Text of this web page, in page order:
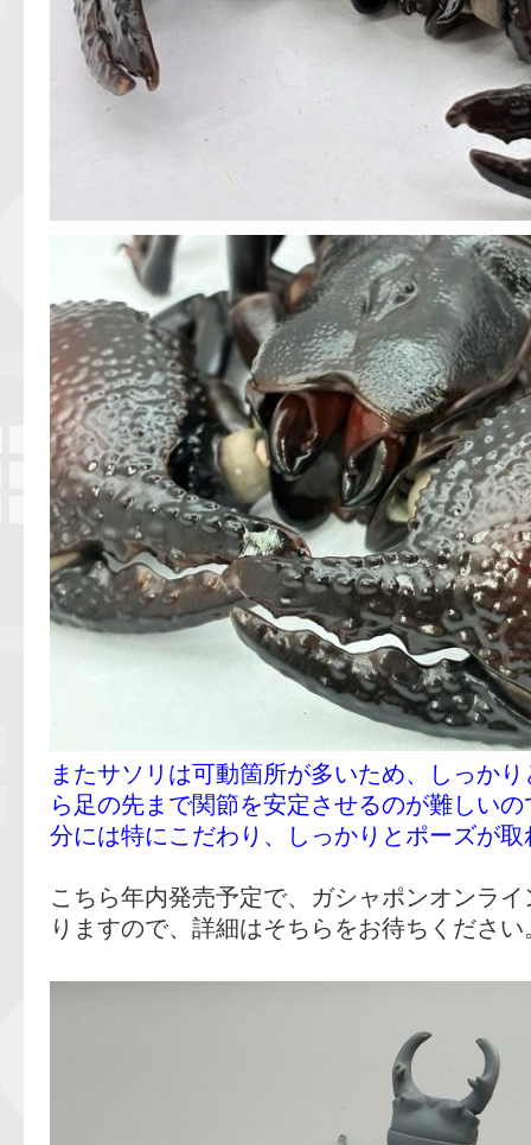
またサソリは可動箇所が多いため、しっか
ら足の先まで関節を安定させるのが難しい
分には特にこだわり、しっかりとポーズが
こちら年内発売予定で、ガシャポンオンラ
りますので、詳細はそちらをお待ちください